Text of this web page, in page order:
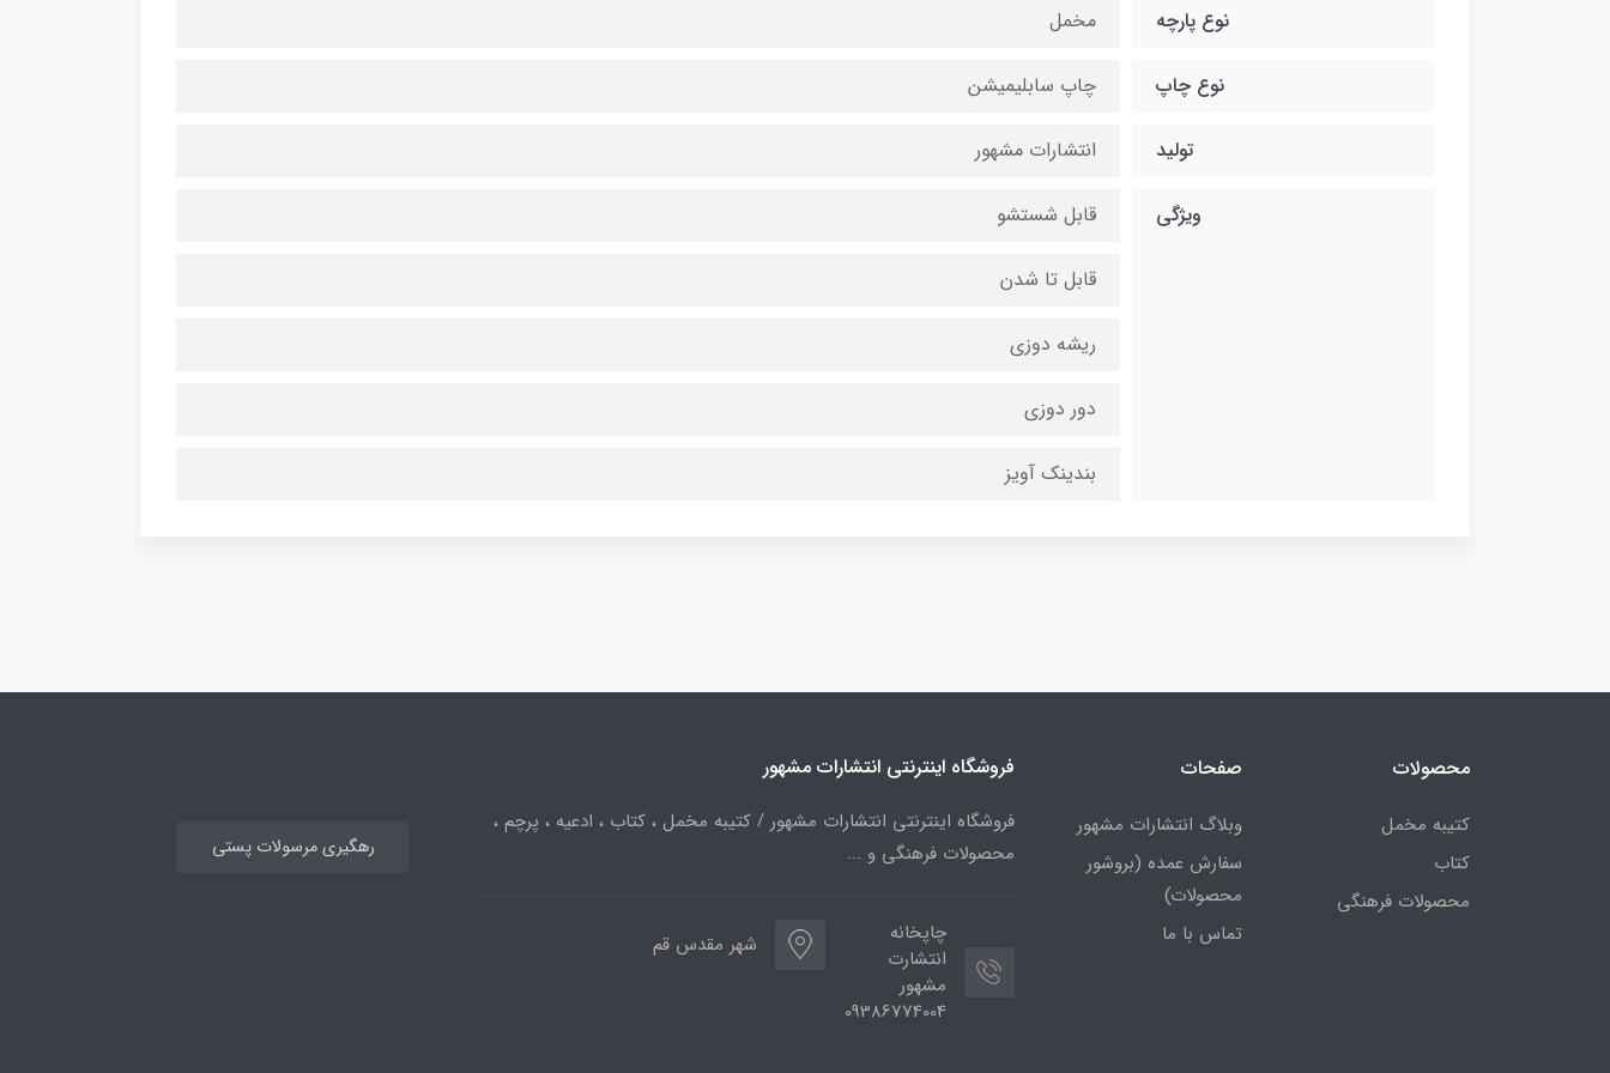
نوع پارچه مخمل
نوع چاپ چاپ سابلیمیشن
تولید انتشارات مشهور
ویژگی قابل شستشو
قابل تا شدن
ریشه دوزی
دور دوزی
بندینک آویز
محصولات
کتیبه مخمل
کتاب
محصولات فرهنگی
صفحات
وبلاگ انتشارات مشهور
سفارش عمده (بروشور
محصولات)
تماس با ما
فروشگاه اینترنتی انتشارات مشهور
فروشگاه اینترنتی انتشارات مشهور / کتیبه مخمل ، کتاب ، ادعیه ، پرچم ،
محصولات فرهنگی و ...
چاپخانه
انتشارت
مشهور
09386774004
شهر مقدس قم
رهگیری مرسولات پستی